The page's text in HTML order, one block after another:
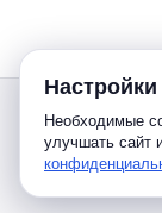
Необходимые
улучшать сайт